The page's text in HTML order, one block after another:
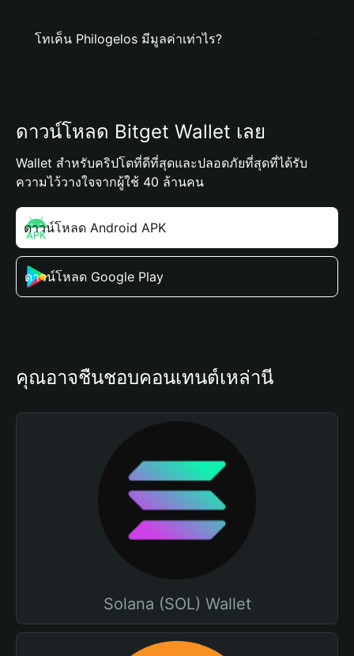
โทเค็น Philogelos มีมูลค่าเท่าไร?
ดาวน์โหลด Bitget Wallet เลย
Wallet สำหรับคริปโตที่ดีที่สุดและปลอดภัยที่สุดที่ได้รับ
ความไว้วางใจจากผู้ใช้ 40 ล้านคน
ดาวน์โหลด Android APK
ดาวน์โหลด Google Play
คุณอาจชื่นชอบคอนเทนต์เหล่านี้
Solana (SOL) Wallet